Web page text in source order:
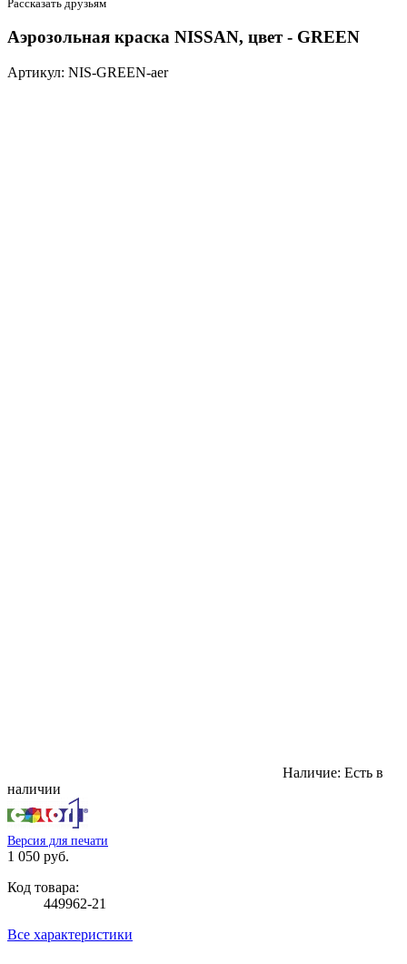
Рассказать друзьям
Аэрозольная краска NISSAN, цвет - GREEN
Артикул: NIS-GREEN-aer
Наличие: Есть в
наличии
Версия для печати
1 050 руб.
Код товара:
449962-21
Все характеристики